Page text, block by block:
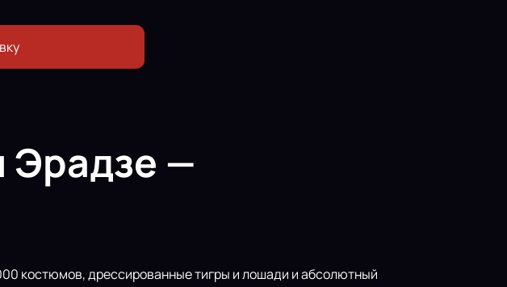
Эрадзе —
костюмов, дрессированные тигры и лошади и абсолютный